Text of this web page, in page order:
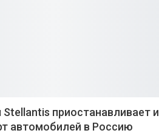
Stellantis приостанавливает
автомобилей в Россию